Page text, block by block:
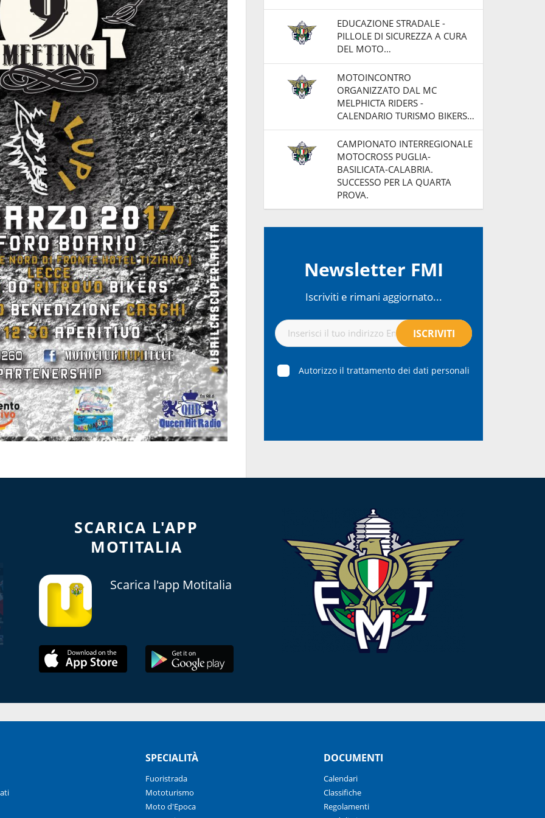
EDUCAZIONE STRADALE -
PILLOLE DI SICUREZZA A CURA
DEL MOTO…
MOTOINCONTRO
ORGANIZZATO DAL MC
MELPHICTA RIDERS -
CALENDARIO TURISMO BIKERS…
CAMPIONATO INTERREGIONALE
MOTOCROSS PUGLIA-
BASILICATA-CALABRIA.
SUCCESSO PER LA QUARTA
PROVA.
Newsletter FMI
Iscriviti e rimani aggiornato...
Autorizzo il trattamento dei dati personali
SCARICA L'APP
MOTITALIA
Scarica l'app Motitalia
SPECIALITÀ
Fuoristrada
Mototurismo
Moto d'Epoca
DOCUMENTI
Calendari
Classifiche
Regolamenti